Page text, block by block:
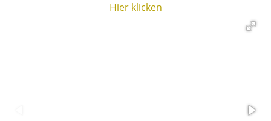
Hier klicken